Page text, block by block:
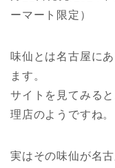
ーマート限定）
味仙とは名古屋に
ます。
サイトを見てみる
理店のようですね。
実はその味仙が名